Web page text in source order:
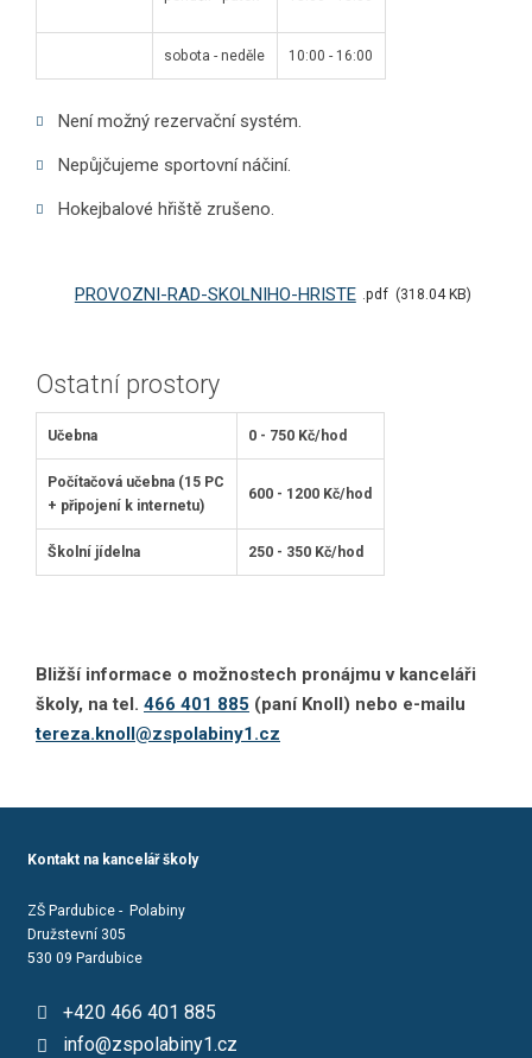
sobota - neděle 10:00 - 16:00
Není možný rezervační systém.
Nepůjčujeme sportovní náčiní.
Hokejbalové hřiště zrušeno.
PROVOZNI-RAD-SKOLNIHO-HRISTE pdf 318.04 KB
Ostatní prostory
Učebna 0 - 750 Kč/hod
Počítačová učebna (15 PC
+ připojení k internetu)
600 - 1200 Kč/hod
Školní jídelna 250 - 350 Kč/hod
Bližší informace o možnostech pronájmu v kanceláři
školy, na tel. 466 401 885 (paní Knoll) nebo e-mailu
tereza.knoll@zspolabiny1.cz
Kontakt na kancelář školy
ZŠ Pardubice - Polabiny
Družstevní 305
530 09 Pardubice
+420 466 401 885
info@zspolabiny1.cz